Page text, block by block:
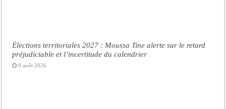
Élections territoriales 2027 : Moussa Tine alerte sur le retard
préjudiciable et l’incertitude du calendrier
9 août 2026